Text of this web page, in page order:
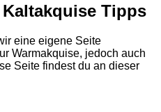
Tipps
eine eigene Seite
Warmakquise, jedoch auch
Seite findest du an dieser